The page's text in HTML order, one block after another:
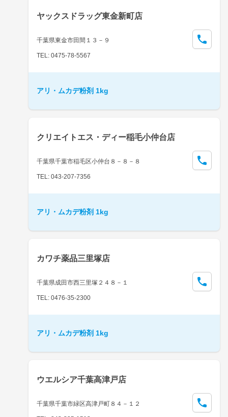
ヤックスドラッグ東金新町店
千葉県東金市田間１３－９
TEL: 0475-78-5567
アリ・ムカデ粉剤 1kg
クリエイトエス・ディー稲毛小仲台店
千葉県千葉市稲毛区小仲台８－８－８
TEL: 043-207-7356
アリ・ムカデ粉剤 1kg
カワチ薬品三里塚店
千葉県成田市西三里塚２４８－１
TEL: 0476-35-2300
アリ・ムカデ粉剤 1kg
ウエルシア千葉高津戸店
千葉県千葉市緑区高津戸町８４－１２